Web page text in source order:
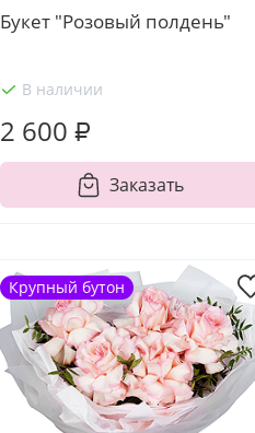
Букет "Розовый полдень"
В наличии
2 600 ₽
Заказать
Крупный бутон